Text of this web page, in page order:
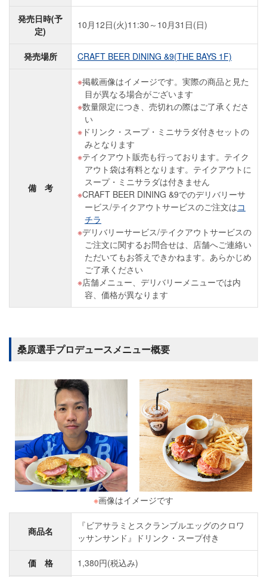
発売日時(予
定)
10月12日(火)11:30～10月31日(日)
発売場所 CRAFT BEER DINING &9(THE BAYS 1F)
備 考
掲載画像はイメージです。実際の商品と見た
目が異なる場合がございます
数量限定につき、売切れの際はご了承くださ
い
ドリンク・スープ・ミニサラダ付きセットの
みとなります
テイクアウト販売も行っております。テイク
アウト袋は有料となります。テイクアウトに
スープ・ミニサラダは付きません
CRAFT BEER DINING &9でのデリバリーサ
ービス/テイクアウトサービスのご注文はコ
チラ
デリバリーサービス/テイクアウトサービスの
ご注文に関するお問合せは、店舗へご連絡い
ただいてもお答えできかねます。あらかじめ
ご了承ください
店舗メニュー、デリバリーメニューでは内
容、価格が異なります
桑原選手プロデュースメニュー概要
※画像はイメージです
商品名
『ビアサラミとスクランブルエッグのクロワ
ッサンサンド』ドリンク・スープ付き
価 格 1,380円(税込み)